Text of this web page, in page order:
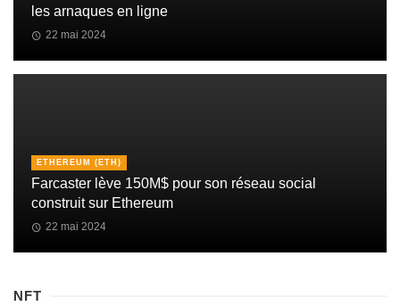
les arnaques en ligne
22 mai 2024
ETHEREUM (ETH)
Farcaster lève 150M$ pour son réseau social
construit sur Ethereum
22 mai 2024
NFT